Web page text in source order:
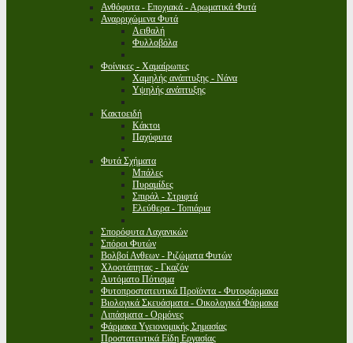
Ανθόφυτα - Εποχιακά - Αρωματικά Φυτά
Αναρριχώμενα Φυτά
Αειθαλή
Φυλλοβόλα
Φοίνικες - Χαμαίρωπες
Χαμηλής ανάπτυξης - Νάνα
Υψηλής ανάπτυξης
Κακτοειδή
Κάκτοι
Παχύφυτα
Φυτά Σχήματα
Μπάλες
Πυραμίδες
Σπιράλ - Στριφτά
Ελεύθερα - Τοπιάρια
Σπορόφυτα Λαχανικών
Σπόροι Φυτών
Βολβοί Ανθεων - Ριζώματα Φυτών
Χλοοτάπητας - Γκαζόν
Αυτόματο Πότισμα
Φυτοπροστατευτικά Προϊόντα - Φυτοφάρμακα
Βιολογικά Σκευάσματα - Οικολογικά Φάρμακα
Λιπάσματα - Ορμόνες
Φάρμακα Υγειονομικής Σημασίας
Προστατευτικά Είδη Εργασίας